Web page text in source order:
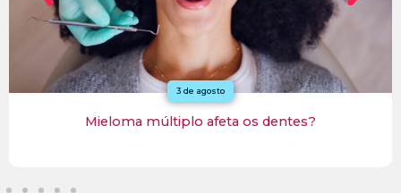
3 de agosto
Mieloma múltiplo afeta os dentes?